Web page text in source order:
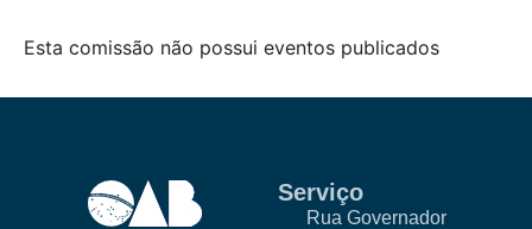
Esta comissão não possui eventos publicados
Serviço
Rua Governador